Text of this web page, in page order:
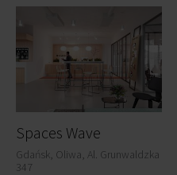
Spaces Wave
Gdańsk, Oliwa, Al. Grunwaldzka
347